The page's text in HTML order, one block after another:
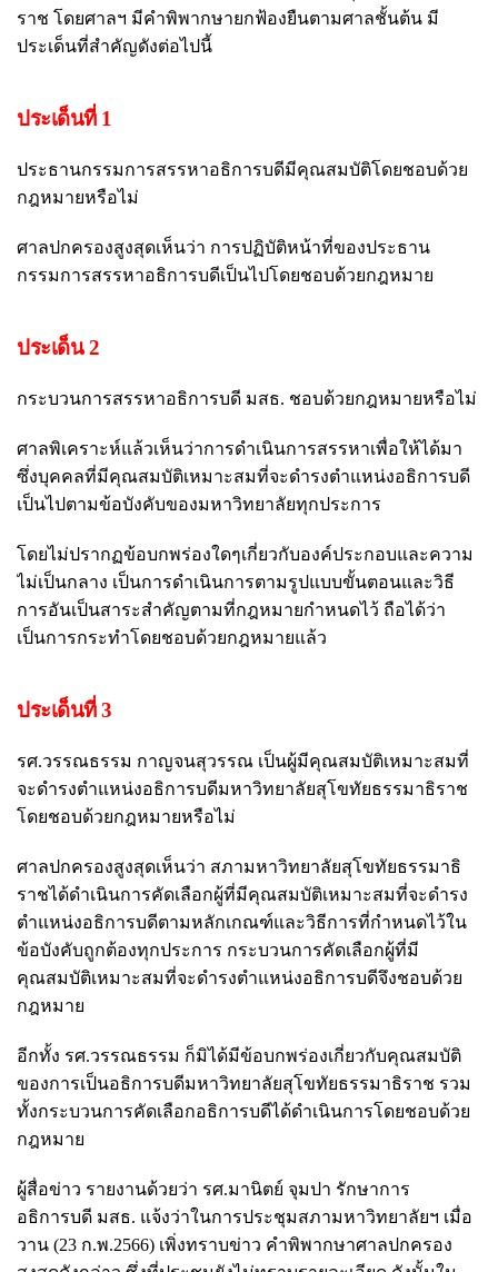
ราช โดยศาลฯ มีคำพิพากษายกฟ้องยืนตามศาลชั้นต้น มี
ประเด็นที่สำคัญดังต่อไปนี้
ประเด็นที่ 1
ประธานกรรมการสรรหาอธิการบดีมีคุณสมบัติโดยชอบด้วย
กฎหมายหรือไม่
ศาลปกครองสูงสุดเห็นว่า การปฏิบัติหน้าที่ของประธาน
กรรมการสรรหาอธิการบดีเป็นไปโดยชอบด้วยกฎหมาย
ประเด็น 2
กระบวนการสรรหาอธิการบดี มสธ. ชอบด้วยกฎหมายหรือไม่
ศาลพิเคราะห์แล้วเห็นว่าการดำเนินการสรรหาเพื่อให้ได้มา
ซึ่งบุคคลที่มีคุณสมบัติเหมาะสมที่จะดำรงตำแหน่งอธิการบดี
เป็นไปตามข้อบังคับของมหาวิทยาลัยทุกประการ
โดยไม่ปรากฏข้อบกพร่องใดๆเกี่ยวกับองค์ประกอบและความ
ไม่เป็นกลาง เป็นการดำเนินการตามรูปแบบขั้นตอนและวิธี
การอันเป็นสาระสำคัญตามที่กฎหมายกำหนดไว้ ถือได้ว่า
เป็นการกระทำโดยชอบด้วยกฎหมายแล้ว
ประเด็นที่ 3
รศ.วรรณธรรม กาญจนสุวรรณ เป็นผู้มีคุณสมบัติเหมาะสมที่
จะดำรงตำแหน่งอธิการบดีมหาวิทยาลัยสุโขทัยธรรมาธิราช
โดยชอบด้วยกฎหมายหรือไม่
ศาลปกครองสูงสุดเห็นว่า สภามหาวิทยาลัยสุโขทัยธรรมาธิ
ราชได้ดำเนินการคัดเลือกผู้ที่มีคุณสมบัติเหมาะสมที่จะดำรง
ตำแหน่งอธิการบดีตามหลักเกณฑ์และวิธีการที่กำหนดไว้ใน
ข้อบังคับถูกต้องทุกประการ กระบวนการคัดเลือกผู้ที่มี
คุณสมบัติเหมาะสมที่จะดำรงตำแหน่งอธิการบดีจึงชอบด้วย
กฎหมาย
อีกทั้ง รศ.วรรณธรรม ก็มิได้มีข้อบกพร่องเกี่ยวกับคุณสมบัติ
ของการเป็นอธิการบดีมหาวิทยาลัยสุโขทัยธรรมาธิราช รวม
ทั้งกระบวนการคัดเลือกอธิการบดีได้ดำเนินการโดยชอบด้วย
กฎหมาย
ผู้สื่อข่าว รายงานด้วยว่า รศ.มานิตย์ จุมปา รักษาการ
อธิการบดี มสธ. แจ้งว่าในการประชุมสภามหาวิทยาลัยฯ เมื่อ
วาน (23 ก.พ.2566) เพิ่งทราบข่าว คำพิพากษาศาลปกครอง